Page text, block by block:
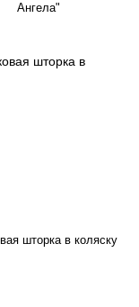
Ангела"
шторка в коляску